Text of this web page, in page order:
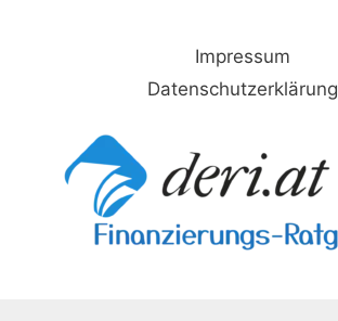
Impressum
Datenschutzerklärung